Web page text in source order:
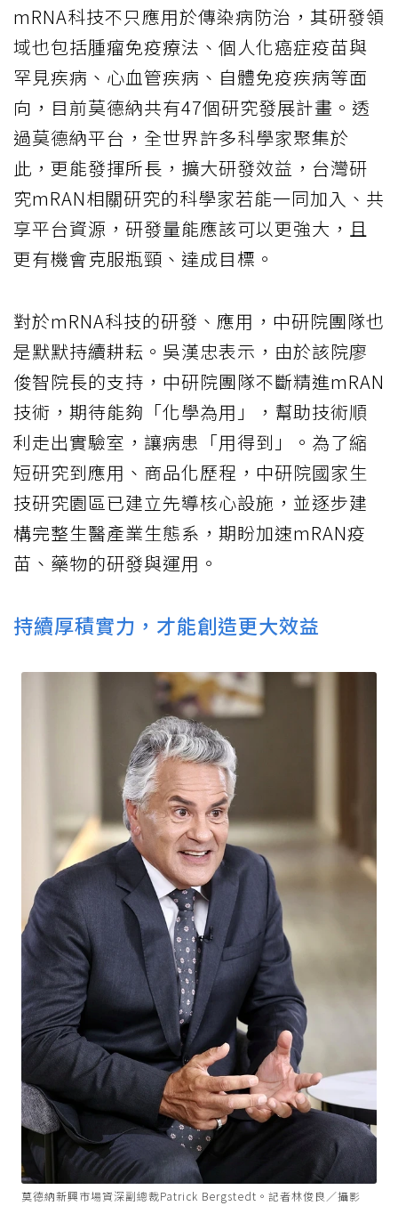
mRNA科技不只應用於傳染病防治，其研發領
域也包括腫瘤免疫療法、個人化癌症疫苗與
罕見疾病、心血管疾病、自體免疫疾病等面
向，目前莫德納共有47個研究發展計畫。透
過莫德納平台，全世界許多科學家聚集於
此，更能發揮所長，擴大研發效益，台灣研
究mRAN相關研究的科學家若能一同加入、共
享平台資源，研發量能應該可以更強大，且
更有機會克服瓶頸、達成目標。
對於mRNA科技的研發、應用，中研院團隊也
是默默持續耕耘。吳漢忠表示，由於該院廖
俊智院長的支持，中研院團隊不斷精進mRAN
技術，期待能夠「化學為用」，幫助技術順
利走出實驗室，讓病患「用得到」。為了縮
短研究到應用、商品化歷程，中研院國家生
技研究園區已建立先導核心設施，並逐步建
構完整生醫產業生態系，期盼加速mRAN疫
苗、藥物的研發與運用。
持續厚積實力，才能創造更大效益
莫德納新興市場資深副總裁Patrick Bergstedt。記者林俊良／攝影